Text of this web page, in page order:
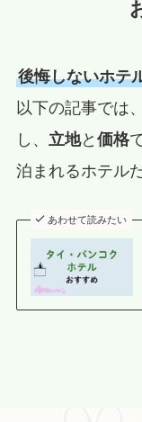
後悔しないホテ
以下の記事では、
し、 立地と 価格
泊まれるホテル
あわせて読みたい